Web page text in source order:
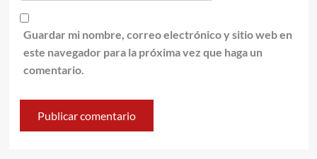
Guardar mi nombre, correo electrónico y sitio web en
este navegador para la próxima vez que haga un
comentario.